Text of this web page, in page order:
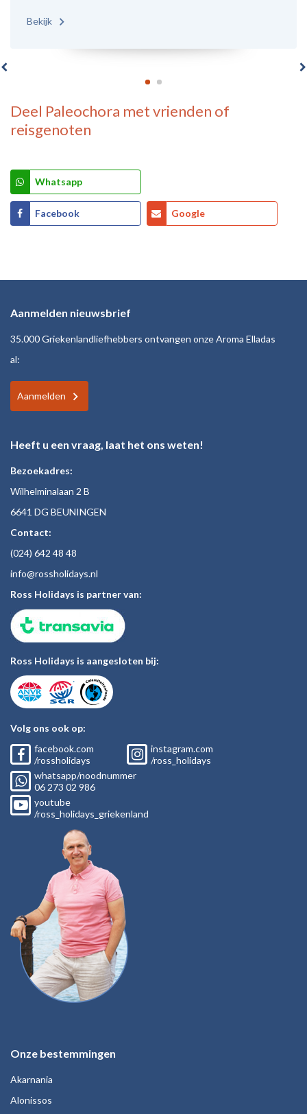
Bekijk
Deel Paleochora met vrienden of
reisgenoten
Whatsapp
Facebook Google
Aanmelden nieuwsbrief
35.000 Griekenlandliefhebbers ontvangen onze Aroma Elladas
al:
Aanmelden
Heeft u een vraag, laat het ons weten!
Bezoekadres:
Wilhelminalaan 2 B
6641 DG BEUNINGEN
Contact:
(024) 642 48 48
info@rossholidays.nl
Ross Holidays is partner van:
Ross Holidays is aangesloten bij:
Volg ons ook op:
facebook.com
/rossholidays
instagram.com
/ross_holidays
whatsapp/noodnummer
06 273 02 986
youtube
/ross_holidays_griekenland
Onze bestemmingen
Akarnania
Alonissos